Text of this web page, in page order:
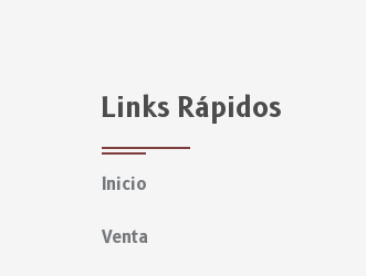
Links Rápidos
Inicio
Venta